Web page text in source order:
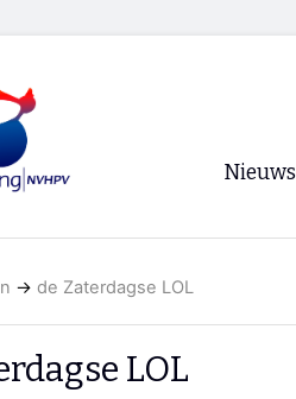
Nieuws
→ de Zaterdagse LOL
LOL